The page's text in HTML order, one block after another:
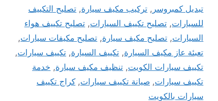
تبديل كمبروسر , تركيب مكيف سيارة, تصليح التكييف
للسيارات, تصليح تكييف السيارات, تصليح تكييف هواء
السيارات, تصليح مكيف سيارة, تصليح مكيفات سيارات,
تعبئة عاز مكيف السيارة, تكييف السيارة, تكييف سيارات,
تكييف سيارات الكويت, تنظيف مكيف سيارة, خدمة
تكييف سيارات, صيانة تكييف سيارات, كراج تكييف
سيارات بالكويت